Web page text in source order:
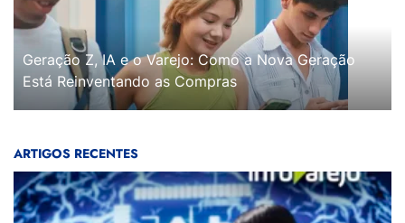
Geração Z, IA e o Varejo: Como a Nova Geração
Está Reinventando as Compras
ARTIGOS RECENTES